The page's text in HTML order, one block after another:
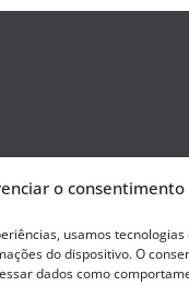
o consentimento
usamos tecnologias
do dispositivo. O
dados como